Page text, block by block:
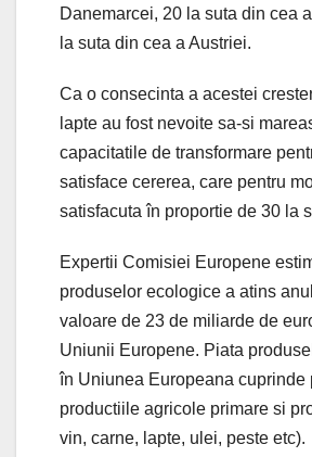
Danemarcei, 20 la suta din cea
la suta din cea a Austriei.
Ca o consecinta a acestei
lapte au fost nevoite sa-si
capacitatile de transformare
satisface cererea, care pentru
satisfacuta în proportie de 30 la
Expertii Comisiei Europene
produselor ecologice a atins
valoare de 23 de miliarde de
Uniunii Europene. Piata
în Uniunea Europeana cuprinde
productiile agricole primare si
vin, carne, lapte, ulei, peste etc).